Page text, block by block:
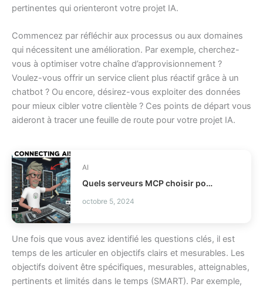
pertinentes qui orienteront votre projet IA.
Commencez par réfléchir aux processus ou aux domaines
qui nécessitent une amélioration. Par exemple, cherchez-
vous à optimiser votre chaîne d’approvisionnement ?
Voulez-vous offrir un service client plus réactif grâce à un
chatbot ? Ou encore, désirez-vous exploiter des données
pour mieux cibler votre clientèle ? Ces points de départ vous
aideront à tracer une feuille de route pour votre projet IA.
AI
Quels serveurs MCP choisir pour vos agents IA ?
octobre 5, 2024
Une fois que vous avez identifié les questions clés, il est
temps de les articuler en objectifs clairs et mesurables. Les
objectifs doivent être spécifiques, mesurables, atteignables,
pertinents et limités dans le temps (SMART). Par exemple,